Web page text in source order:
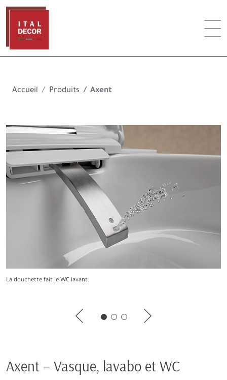
Accueil Produits Axent
La douchette fait le WC lavant.
Une expérience saine, propre et relaxante des toilettes.
WC lavant : La chasse d’eau ne dépasse pas le volume sonore d'une
Axent – Vasque, lavabo et WC